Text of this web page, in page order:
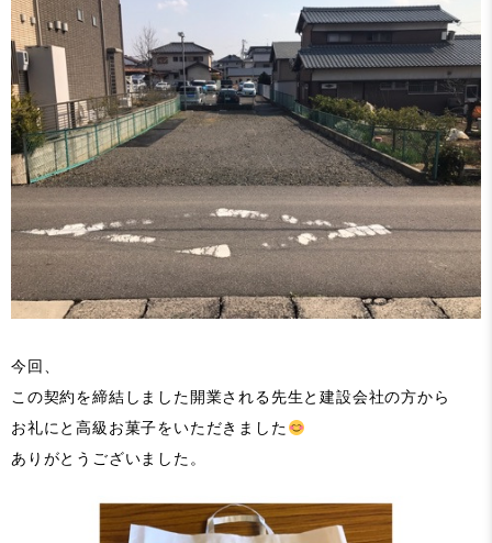
今回、
この契約を締結しました開業される先生と建設会社の方から
お礼にと高級お菓子をいただきました
ありがとうございました。